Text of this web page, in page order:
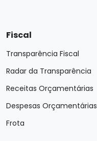
Fiscal
Transparência Fiscal
Radar da Transparência
Receitas Orçamentárias
Despesas Orçamentárias
Frota